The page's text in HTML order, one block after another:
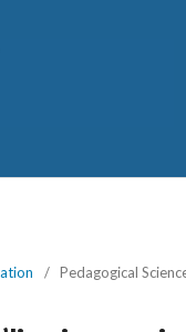
/ Pedagogical